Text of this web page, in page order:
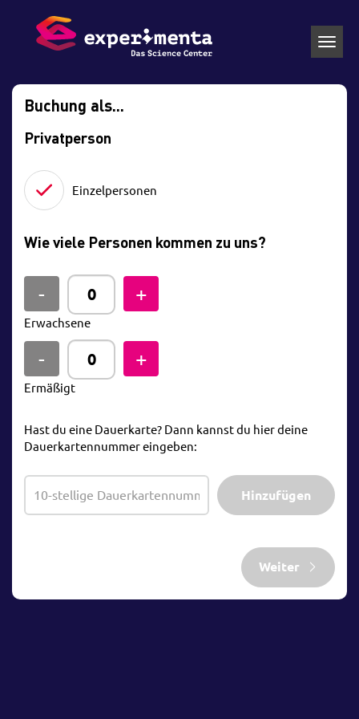
Buchung als...
Privatperson
Einzelpersonen
Wie viele Personen kommen zu uns?
Erwachsene
Ermäßigt
Hast du eine Dauerkarte? Dann kannst du hier deine
Dauerkartennummer eingeben:
Hinzufügen
Weiter